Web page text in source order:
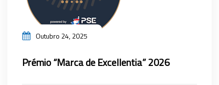
Outubro 24, 2025
Prémio “Marca de Excellentia” 2026